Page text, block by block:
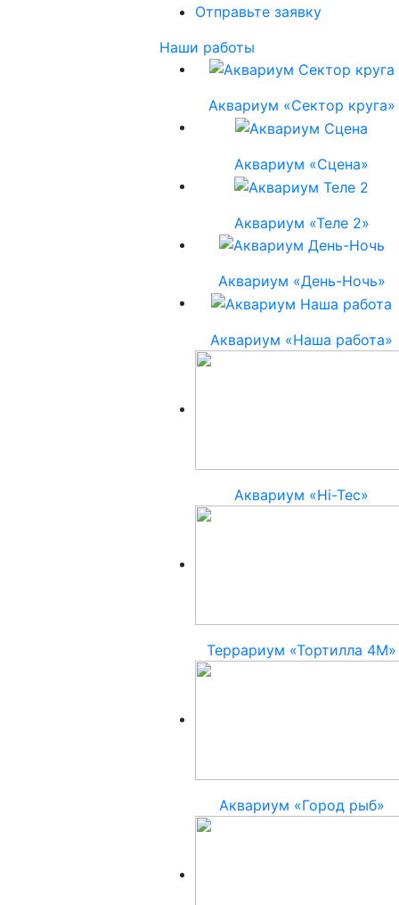
Отправьте заявку
Наши работы
Аквариум «Сектор круга»
Аквариум «Сцена»
Аквариум «Теле 2»
Аквариум «День-Ночь»
Аквариум «Наша работа»
Аквариум «Hi-Tec»
Террариум «Тортилла 4М»
Аквариум «Город рыб»